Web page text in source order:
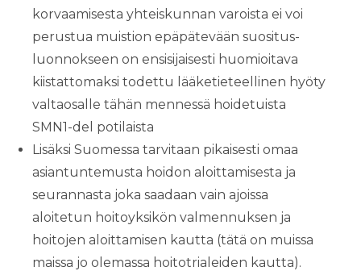
korvaamisesta yhteiskunnan varoista ei voi
perustua muistion epäpätevään suositus-
luonnokseen on ensisijaisesti huomioitava
kiistattomaksi todettu lääketieteellinen hyöty
valtaosalle tähän mennessä hoidetuista
SMN1-del potilaista
Lisäksi Suomessa tarvitaan pikaisesti omaa
asiantuntemusta hoidon aloittamisesta ja
seurannasta joka saadaan vain ajoissa
aloitetun hoitoyksikön valmennuksen ja
hoitojen aloittamisen kautta (tätä on muissa
maissa jo olemassa hoitotrialeiden kautta).